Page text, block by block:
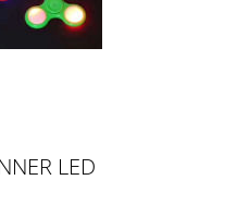
LED